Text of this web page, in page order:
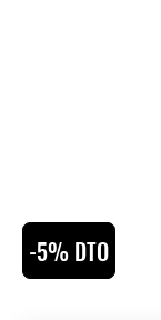
-5% DTO